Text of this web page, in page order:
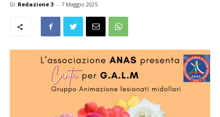
Di Redazione 3 - 7 Maggio 2025